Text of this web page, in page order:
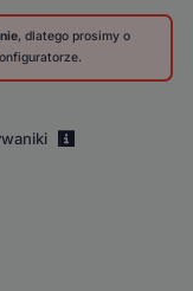
, dlatego prosimy o